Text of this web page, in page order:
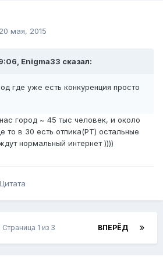
20 мая, 2015
Enigma33 сказал:
где уже есть конкуренция просто
город ~ 45 тыс человек, и около
то в 30 есть отпика(РТ) остальные
нормальный интернет ))))
Цитата
ВПЕРЁД
Страница 1 из 3